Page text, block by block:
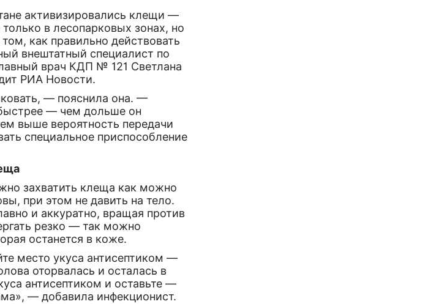
активизировались клещи —
в лесопарковых зонах, но
как правильно действовать
внештатный специалист по
врач КДП № 121 Светлана
РИА Новости.
— пояснила она. —
— чем дольше он
выше вероятность передачи
специальное приспособление
захватить клеща как можно
при этом не давить на тело.
и аккуратно, вращая против
резко — так можно
останется в коже.
место укуса антисептиком —
оторвалась и осталась в
антисептиком и оставьте —
— добавила инфекционист.